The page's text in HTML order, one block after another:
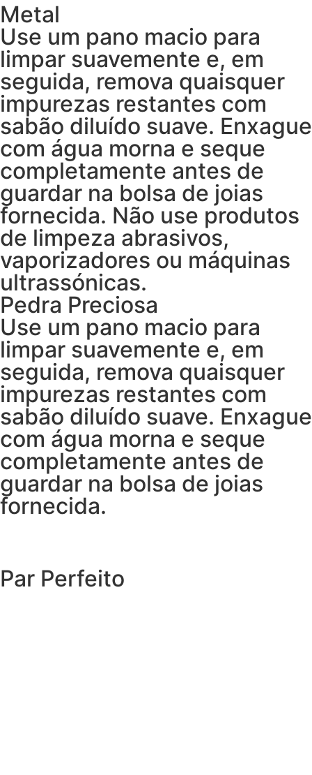
Metal
Use um pano macio para
limpar suavemente e, em
seguida, remova quaisquer
impurezas restantes com
sabão diluído suave. Enxague
com água morna e seque
completamente antes de
guardar na bolsa de joias
fornecida. Não use produtos
de limpeza abrasivos,
vaporizadores ou máquinas
ultrassónicas.
Pedra Preciosa
Use um pano macio para
limpar suavemente e, em
seguida, remova quaisquer
impurezas restantes com
sabão diluído suave. Enxague
com água morna e seque
completamente antes de
guardar na bolsa de joias
fornecida.
Par Perfeito